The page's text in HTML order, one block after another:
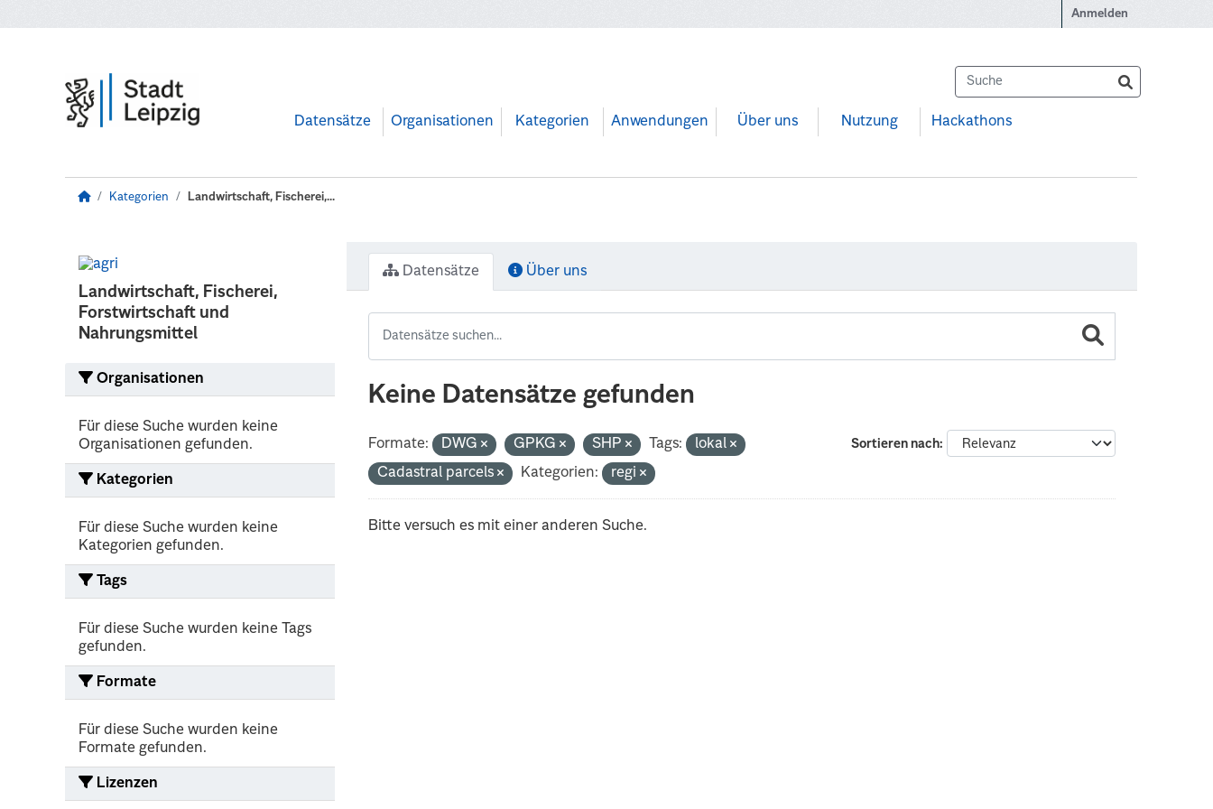
Anmelden
Datensätze Organisationen Kategorien Anwendungen Über uns Nutzung Hackathons
Kategorien Landwirtschaft, Fischerei,...
Landwirtschaft, Fischerei,
Forstwirtschaft und
Nahrungsmittel
Organisationen
Für diese Suche wurden keine
Organisationen gefunden.
Kategorien
Für diese Suche wurden keine
Kategorien gefunden.
Tags
Für diese Suche wurden keine Tags
gefunden.
Formate
Für diese Suche wurden keine
Formate gefunden.
Lizenzen
Datensätze Über uns
Keine Datensätze gefunden
Sortieren nach
Formate: DWG GPKG SHP Tags:
lokal
Cadastral parcels
Kategorien: regi
Bitte versuch es mit einer anderen Suche.